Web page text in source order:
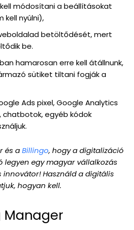
módosítani a beállításokat
kell nyúlni),
betöltődését, mert
be.
hamarosan erre kell átállnunk,
sütiket tiltani fogják a
Ads pixel, Google Analytics
chatbotok, egyéb kódok
és aBillingo, hogy a digitalizáció
legyen egy magyar vállalkozás
innovátor! Használd a digitális
hogyan kell.
Manager